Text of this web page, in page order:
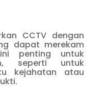
CCTV dengan
dapat merekam
penting untuk
seperti untuk
kejahatan atau